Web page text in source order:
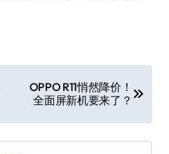
OPPO R11悄然降价！
全面屏新机要来了？